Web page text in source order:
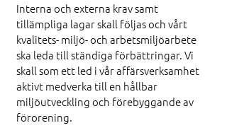
Interna och externa krav samt
tillämpliga lagar skall följas och vårt
kvalitets- miljö- och arbetsmiljöarbete
ska leda till ständiga förbättringar. Vi
skall som ett led i vår affärsverksamhet
aktivt medverka till en hållbar
miljöutveckling och förebyggande av
förorening.